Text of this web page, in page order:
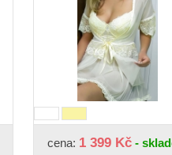
cena: 1 399 Kč -